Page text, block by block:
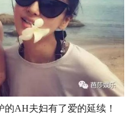
AH夫妇有了爱的延续！